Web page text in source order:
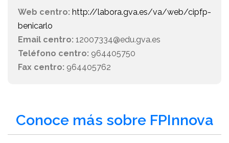
Web centro: http://labora.gva.es/va/web/cipfp-
benicarlo
Email centro: 12007334@edu.gva.es
Teléfono centro: 964405750
Fax centro: 964405762
Conoce más sobre FPInnova